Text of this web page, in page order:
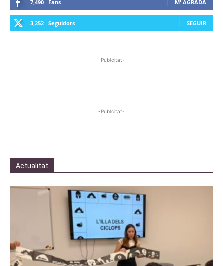
7,490 Fans M' AGRADA
3,252 Seguidors SEGUIR
-Publicitat-
-Publicitat-
Actualitat